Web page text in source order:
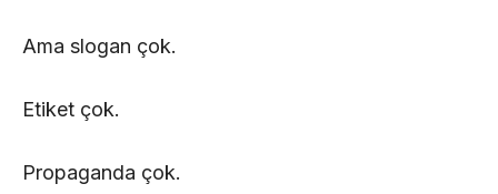
Ama slogan çok.
Etiket çok.
Propaganda çok.